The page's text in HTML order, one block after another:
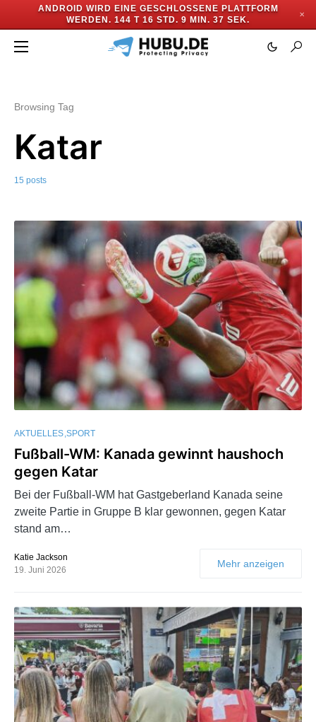
ANDROID WIRD EINE GESCHLOSSENE PLATTFORM
WERDEN. 144 T 16 STD. 9 MIN. 36 SEK.
✕
Browsing Tag
Katar
15 posts
AKTUELLES SPORT
Fußball-WM: Kanada gewinnt haushoch
gegen Katar
Bei der Fußball-WM hat Gastgeberland Kanada seine
zweite Partie in Gruppe B klar gewonnen, gegen Katar
stand am…
Katie Jackson
19. Juni 2026
Mehr anzeigen